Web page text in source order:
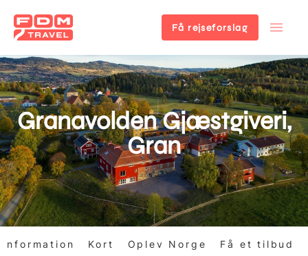
Gå
til
hovedindhold
Få rejseforslag
Granavolden Gjæstgiveri,
Gran
information Kort Oplev Norge Få et tilbud